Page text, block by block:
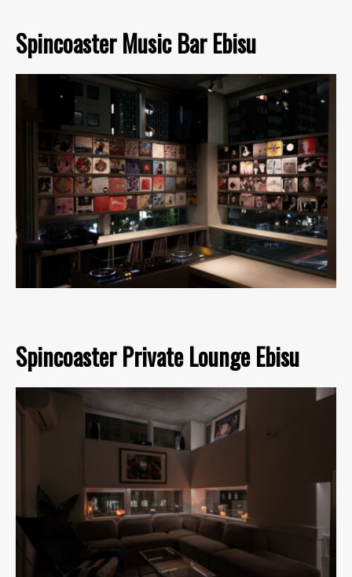
Spincoaster Music Bar Ebisu
Spincoaster Private Lounge Ebisu